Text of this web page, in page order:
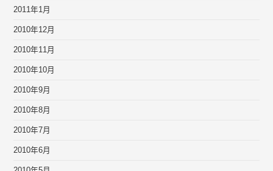
2011年1月
2010年12月
2010年11月
2010年10月
2010年9月
2010年8月
2010年7月
2010年6月